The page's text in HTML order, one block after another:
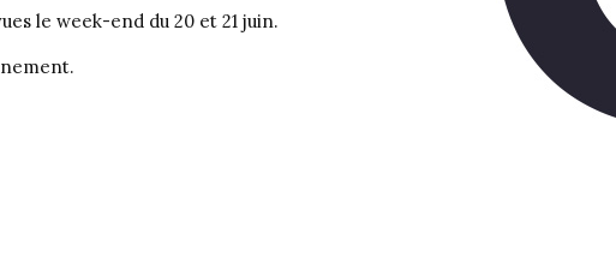
le week-end du 20 et 21 juin.